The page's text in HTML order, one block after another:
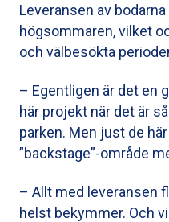
Leveransen av
högsommaren, vilket
och välbesökta
– Egentligen är det en
här projekt när det är
parken. Men just de
”backstage”-område
– Allt med leveransen
helst ­bekymmer. Och